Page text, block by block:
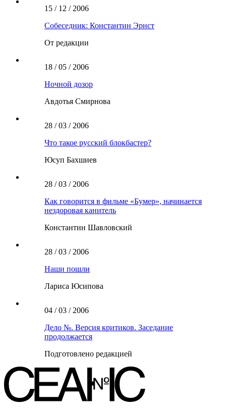
15 / 12 / 2006
Собеседник: Константин Эрнст
От редакции
18 / 05 / 2006
Ночной дозор
Авдотья Смирнова
28 / 03 / 2006
Что такое русский блокбастер?
Юсуп Бахшиев
28 / 03 / 2006
Как говорится в фильме «Бумер», начинается
нездоровая канитель
Константин Шавловский
28 / 03 / 2006
Наши пошли
Лариса Юсипова
04 / 03 / 2006
Дело №. Версия критиков. Заседание
продолжается
Подготовлено редакцией